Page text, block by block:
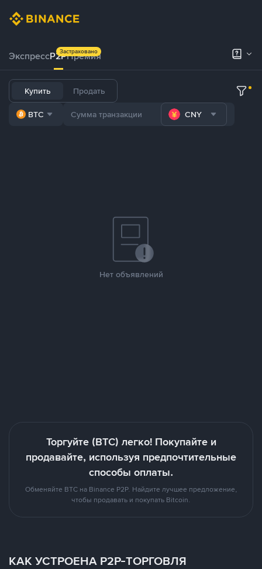
ЭкспрессP2PПремия
Застраховано
Купить Продать
BTC CNY
Нет объявлений
Торгуйте (BTC) легко! Покупайте и
продавайте, используя предпочтительные
способы оплаты.
Обменяйте BTC на Binance P2P. Найдите лучшее предложение,
чтобы продавать и покупать Bitcoin.
КАК УСТРОЕНА P2P-ТОРГОВЛЯ